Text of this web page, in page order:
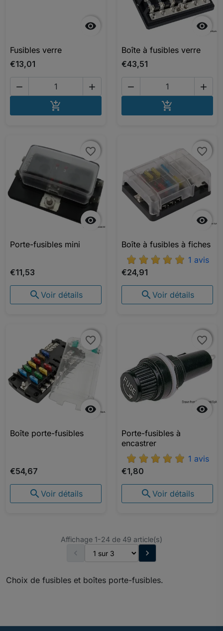

Fusibles verre
€13,01
 


Boîte à fusibles verre
€43,51
 


favorite_border
favorite_border
Porte-fusibles mini
€11,53
 Voir détails

favorite_border
favorite_border
Boîte à fusibles à fiches
1 avis
€24,91
 Voir détails

favorite_border
favorite_border
Boîte porte-fusibles
€54,67
 Voir détails

favorite_border
favorite_border
Porte-fusibles à
encastrer
1 avis
€1,80
 Voir détails
Affichage 1-24 de 49 article(s)
 
Choix de fusibles et boîtes porte-fusibles.